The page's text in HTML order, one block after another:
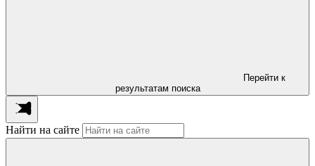
Перейти к
результатам поиска
Найти на сайте